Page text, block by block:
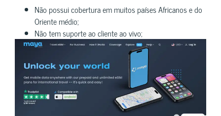
Não possui cobertura em muitos países Africanos e do
Oriente médio;
Não tem suporte ao cliente ao vivo;